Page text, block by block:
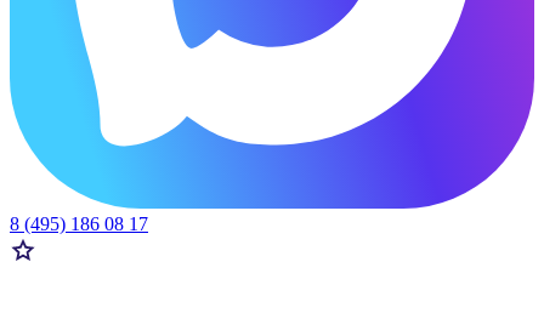
8 (495) 186 08 17